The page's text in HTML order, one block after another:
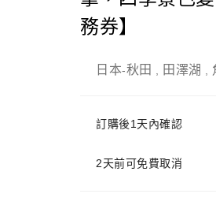
務券】
日本-秋田 田澤湖
訂購後1天內確認
2天前可免費取消